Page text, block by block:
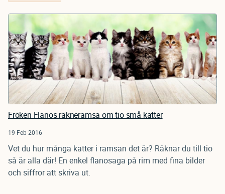
Fröken Flanos räkneramsa om tio små katter
19 Feb 2016
Vet du hur många katter i ramsan det är? Räknar du till tio
så är alla där! En enkel flanosaga på rim med fina bilder
och siffror att skriva ut.